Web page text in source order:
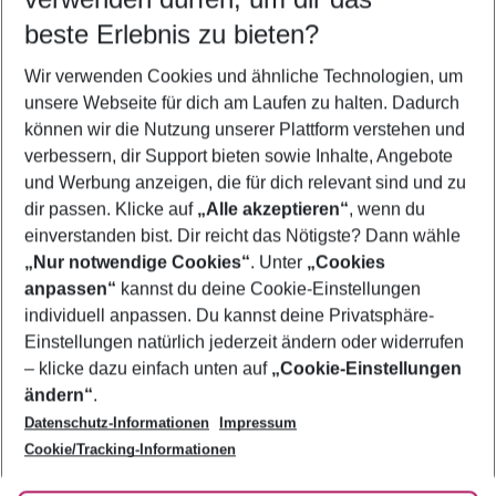
5-8 Nächte
2 Erwachsene Keine Kinder
Mehr Filter anzeigen
Footer
Footer navigation
Über uns
AGB
Bestpreisgarantie
Cookie-Einstellungen ändern
Cookie-Richtlinie
Agenturbetreuung
Barrierefreies Reisen
Folge uns
beste Erlebnis zu bieten?
Wir verwenden Cookies und ähnliche Technologien, um
unsere Webseite für dich am Laufen zu halten. Dadurch
können wir die Nutzung unserer Plattform verstehen und
verbessern, dir Support bieten sowie Inhalte, Angebote
und Werbung anzeigen, die für dich relevant sind und zu
dir passen. Klicke auf „Alle akzeptieren“, wenn du
einverstanden bist. Dir reicht das Nötigste? Dann wähle
„Nur notwendige Cookies“. Unter „Cookies
anpassen“ kannst du deine Cookie-Einstellungen
individuell anpassen. Du kannst deine Privatsphäre-
Einstellungen natürlich jederzeit ändern oder widerrufen
– klicke dazu einfach unten auf „Cookie-Einstellungen
ändern“.
Datenschutz-Informationen
Impressum
Cookie/Tracking-Informationen